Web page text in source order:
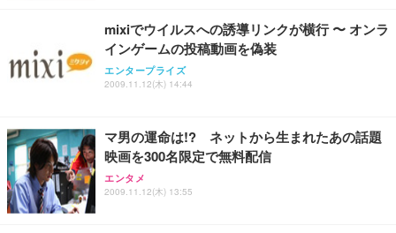
mixiでウイルスへの誘導リンクが横行 〜 オンラ
インゲームの投稿動画を偽装
エンタープライズ
2009.11.12(木) 14:44
マ男の運命は!? ネットから生まれたあの話題
映画を300名限定で無料配信
エンタメ
2009.11.12(木) 13:55